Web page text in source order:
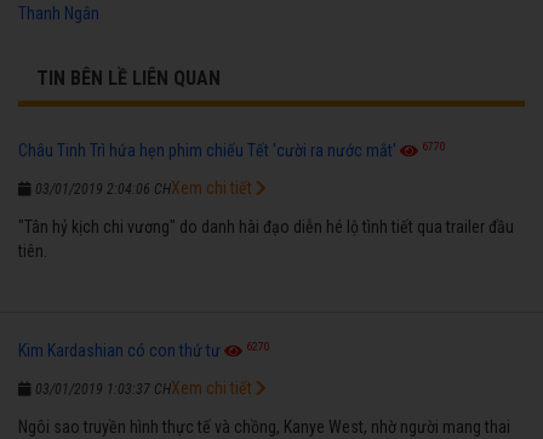
Thanh Ngân
TIN BÊN LỀ LIÊN QUAN
Châu Tinh Trì hứa hẹn phim chiếu Tết 'cười ra nước mắt' 6770
03/01/2019 2:04:06 CH
"Tân hỷ kịch chi vương" do danh hài đạo diễn hé lộ tình tiết qua trailer đầu
tiên.
Xem chi tiết
Kim Kardashian có con thứ tư 6270
03/01/2019 1:03:37 CH
Ngôi sao truyền hình thực tế và chồng, Kanye West, nhờ người mang thai
Xem chi tiết